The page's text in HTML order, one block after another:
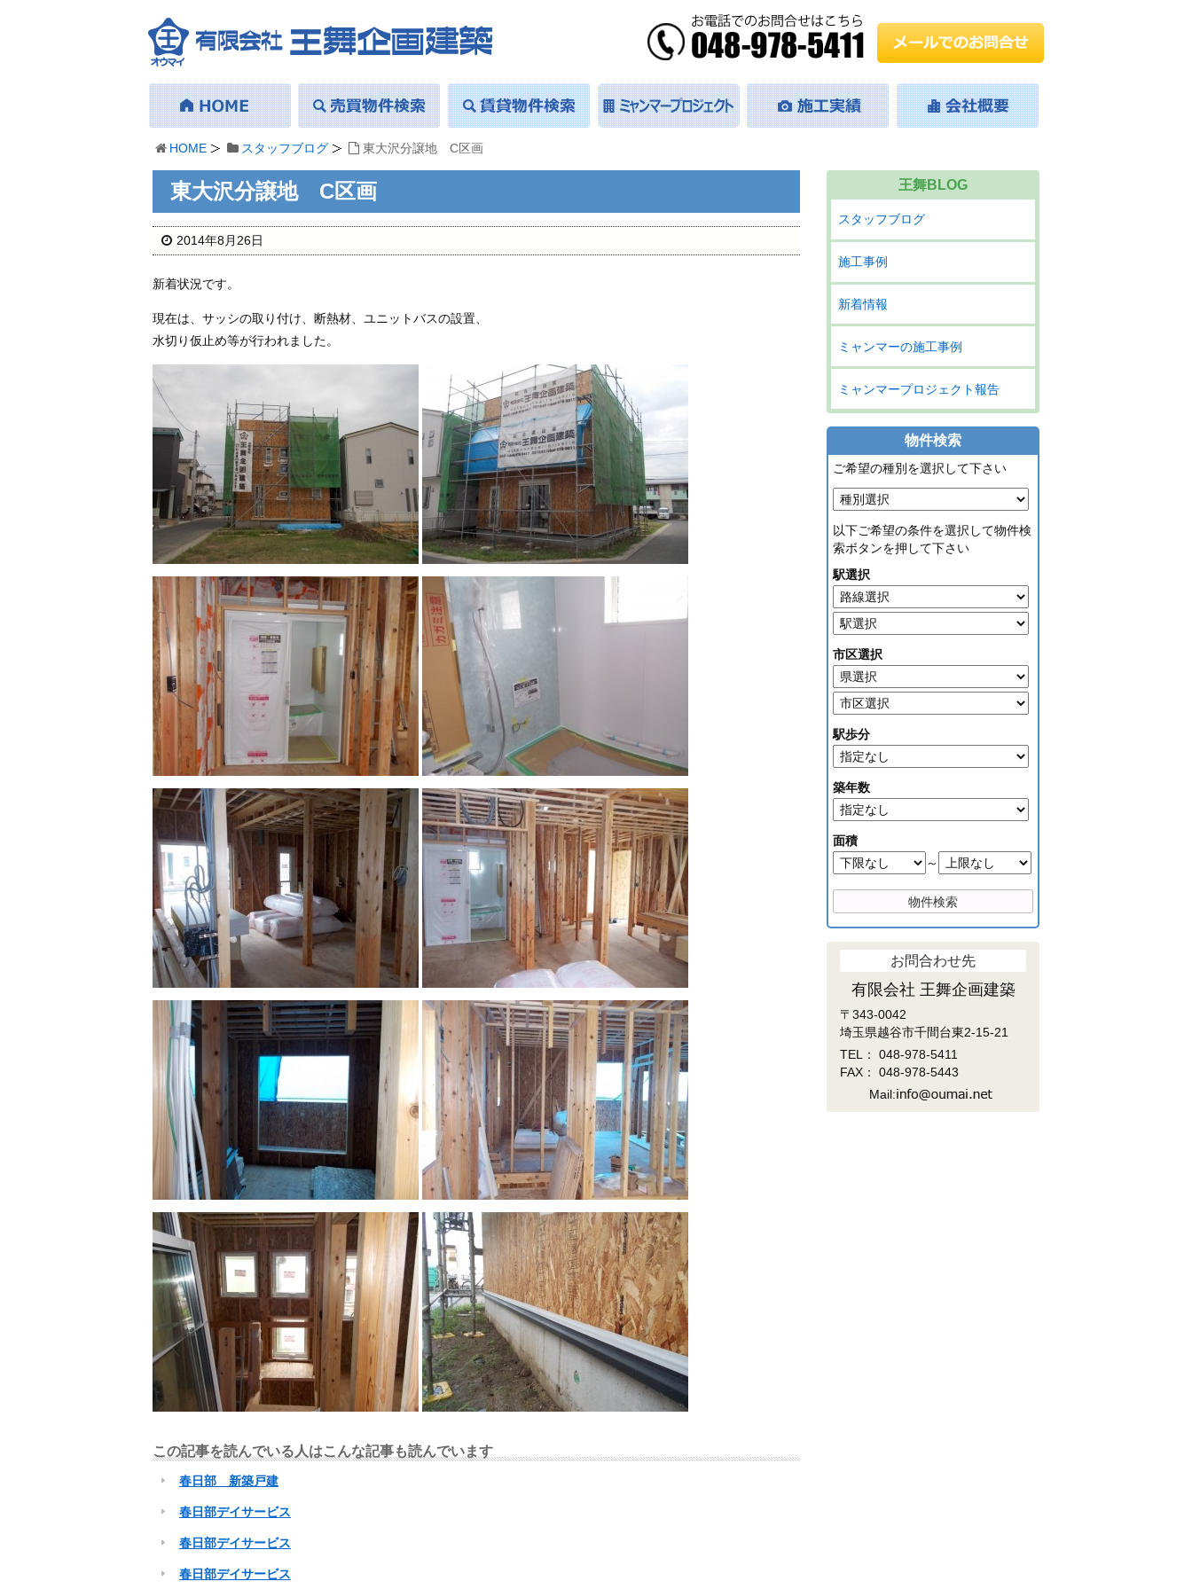
HOME スタッフブログ 東大沢分譲地 C区画
東大沢分譲地 C区画
2014年8月26日
新着状況です。
現在は、サッシの取り付け、断熱材、ユニットバスの設置、
水切り仮止め等が行われました。
この記事を読んでいる人はこんな記事も読んでいます
春日部 新築戸建
春日部デイサービス
春日部デイサービス
春日部デイサービス
王舞BLOG
スタッフブログ
施工事例
新着情報
ミャンマーの施工事例
ミャンマープロジェクト報告
物件検索
ご希望の種別を選択して下さい
以下ご希望の条件を選択して物件検
索ボタンを押して下さい
駅選択
市区選択
駅歩分
築年数
面積
～
お問合わせ先
有限会社 王舞企画建築
〒343-0042
埼玉県越谷市千間台東2-15-21
TEL： 048-978-5411
FAX： 048-978-5443
Mail: